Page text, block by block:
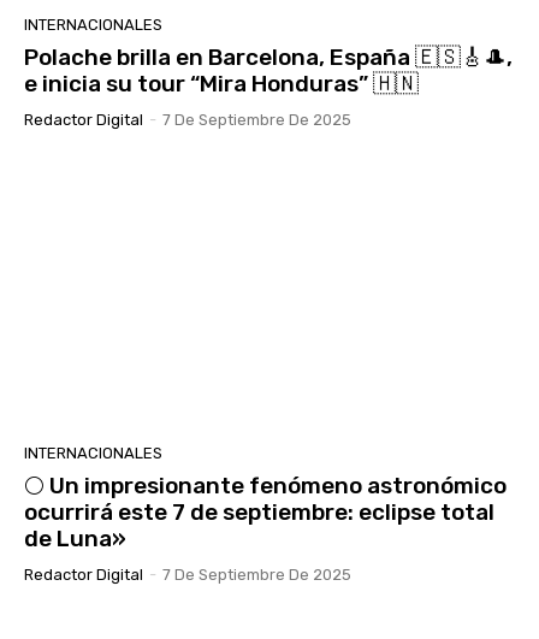
INTERNACIONALES
Polache brilla en Barcelona, España 🇪🇸🎸🎩,
e inicia su tour “Mira Honduras” 🇭🇳
Redactor Digital - 7 De Septiembre De 2025
INTERNACIONALES
🌕 Un impresionante fenómeno astronómico
ocurrirá este 7 de septiembre: eclipse total
de Luna»
Redactor Digital - 7 De Septiembre De 2025